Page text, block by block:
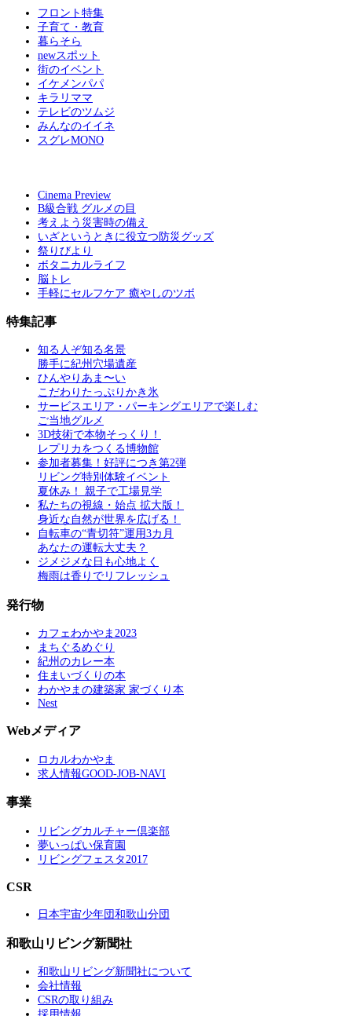
フロント特集
子育て・教育
暮らそら
newスポット
街のイベント
イケメンパパ
キラリママ
テレビのツムジ
みんなのイイネ
スグレMONO
Cinema Preview
B級合戦 グルメの目
考えよう災害時の備え
いざというときに役立つ防災グッズ
祭りびより
ボタニカルライフ
脳トレ
手軽にセルフケア 癒やしのツボ
特集記事
知る人ぞ知る名景
勝手に紀州穴場遺産
ひんやりあま〜い
こだわりたっぷりかき氷
サービスエリア・パーキングエリアで楽しむ
ご当地グルメ
3D技術で本物そっくり！
レプリカをつくる博物館
参加者募集！好評につき第2弾
リビング特別体験イベント
夏休み！ 親子で工場見学
私たちの視線・始点 拡大版！
身近な自然が世界を広げる！
自転車の“青切符”運用3カ月
あなたの運転大丈夫？
ジメジメな日も心地よく
梅雨は香りでリフレッシュ
発行物
カフェわかやま2023
まちぐるめぐり
紀州のカレー本
住まいづくりの本
わかやまの建築家 家づくり本
Nest
Webメディア
ロカルわかやま
求人情報GOOD-JOB-NAVI
事業
リビングカルチャー倶楽部
夢いっぱい保育園
リビングフェスタ2017
CSR
日本宇宙少年団和歌山分団
和歌山リビング新聞社
和歌山リビング新聞社について
会社情報
CSRの取り組み